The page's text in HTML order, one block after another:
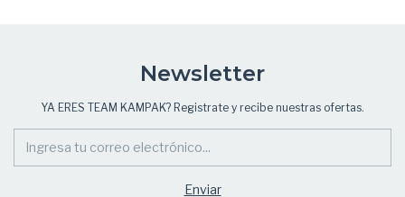
Newsletter
YA ERES TEAM KAMPAK? Registrate y recibe nuestras ofertas.